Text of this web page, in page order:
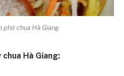
phở chua Hà Giang
Hà Giang: